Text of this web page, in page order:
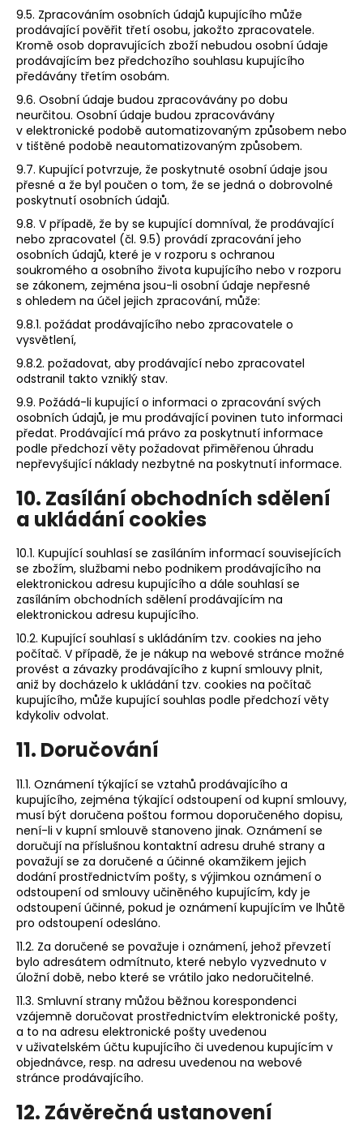
9.5. Zpracováním osobních údajů kupujícího může
prodávající pověřit třetí osobu, jakožto zpracovatele.
Kromě osob dopravujících zboží nebudou osobní údaje
prodávajícím bez předchozího souhlasu kupujícího
předávány třetím osobám.
9.6. Osobní údaje budou zpracovávány po dobu
neurčitou. Osobní údaje budou zpracovávány
v elektronické podobě automatizovaným způsobem nebo
v tištěné podobě neautomatizovaným způsobem.
9.7. Kupující potvrzuje, že poskytnuté osobní údaje jsou
přesné a že byl poučen o tom, že se jedná o dobrovolné
poskytnutí osobních údajů.
9.8. V případě, že by se kupující domníval, že prodávající
nebo zpracovatel (čl. 9.5) provádí zpracování jeho
osobních údajů, které je v rozporu s ochranou
soukromého a osobního života kupujícího nebo v rozporu
se zákonem, zejména jsou-li osobní údaje nepřesné
s ohledem na účel jejich zpracování, může:
9.8.1. požádat prodávajícího nebo zpracovatele o
vysvětlení,
9.8.2. požadovat, aby prodávající nebo zpracovatel
odstranil takto vzniklý stav.
9.9. Požádá-li kupující o informaci o zpracování svých
osobních údajů, je mu prodávající povinen tuto informaci
předat. Prodávající má právo za poskytnutí informace
podle předchozí věty požadovat přiměřenou úhradu
nepřevyšující náklady nezbytné na poskytnutí informace.
10. Zasílání obchodních sdělení
a ukládání cookies
10.1. Kupující souhlasí se zasíláním informací souvisejících
se zbožím, službami nebo podnikem prodávajícího na
elektronickou adresu kupujícího a dále souhlasí se
zasíláním obchodních sdělení prodávajícím na
elektronickou adresu kupujícího.
10.2. Kupující souhlasí s ukládáním tzv. cookies na jeho
počítač. V případě, že je nákup na webové stránce možné
provést a závazky prodávajícího z kupní smlouvy plnit,
aniž by docházelo k ukládání tzv. cookies na počítač
kupujícího, může kupující souhlas podle předchozí věty
kdykoliv odvolat.
11. Doručování
11.1. Oznámení týkající se vztahů prodávajícího a
kupujícího, zejména týkající odstoupení od kupní smlouvy,
musí být doručena poštou formou doporučeného dopisu,
není-li v kupní smlouvě stanoveno jinak. Oznámení se
doručují na příslušnou kontaktní adresu druhé strany a
považují se za doručené a účinné okamžikem jejich
dodání prostřednictvím pošty, s výjimkou oznámení o
odstoupení od smlouvy učiněného kupujícím, kdy je
odstoupení účinné, pokud je oznámení kupujícím ve lhůtě
pro odstoupení odesláno.
11.2. Za doručené se považuje i oznámení, jehož převzetí
bylo adresátem odmítnuto, které nebylo vyzvednuto v
úložní době, nebo které se vrátilo jako nedoručitelné.
11.3. Smluvní strany můžou běžnou korespondenci
vzájemně doručovat prostřednictvím elektronické pošty,
a to na adresu elektronické pošty uvedenou
v uživatelském účtu kupujícího či uvedenou kupujícím v
objednávce, resp. na adresu uvedenou na webové
stránce prodávajícího.
12. Závěrečná ustanovení